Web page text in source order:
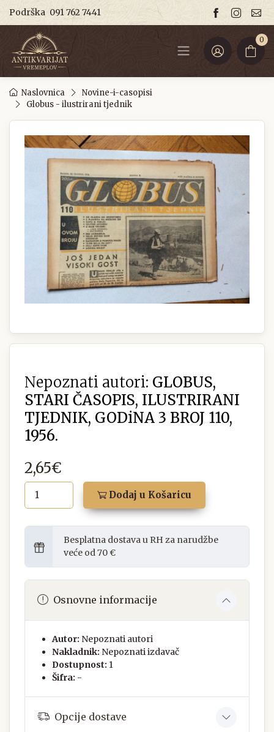
Podrška 091 762 7441
0
Naslovnica
Novine-i-casopisi
Globus - ilustrirani tjednik
Nepoznati autori: GLOBUS,
STARI ČASOPIS, ILUSTRIRANI
TJEDNIK, GODiNA 3 BROJ 110,
1956.
2,65€
Dodaj u Košaricu
Besplatna dostava u RH za narudžbe
veće od 70 €
Osnovne informacije
Autor: Nepoznati autori
Nakladnik: Nepoznati izdavač
Dostupnost: 1
Šifra: -
Opcije dostave